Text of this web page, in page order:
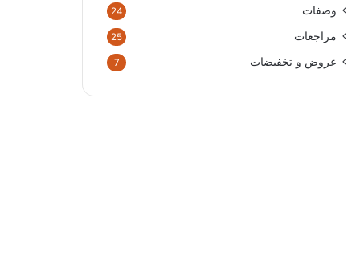
وصفات 24
مراجعات 25
عروض و تخفيضات 7